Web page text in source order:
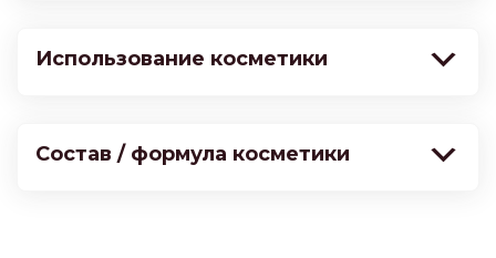
Использование косметики
Состав / формула косметики